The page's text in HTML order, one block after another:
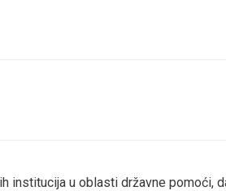
institucija u oblasti državne pomoći,